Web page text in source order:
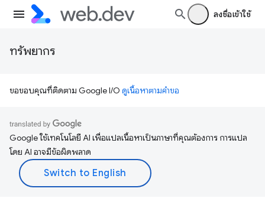
ลงชื่อเข้าใช้
ทรัพยากร
ขอขอบคุณที่ติดตาม Google I/O ดูเนื้อหาตามคำขอ
Google ใช้เทคโนโลยี AI เพื่อแปลเนื้อหาเป็นภาษาที่คุณต้องการ การแปล
โดย AI อาจมีข้อผิดพลาด